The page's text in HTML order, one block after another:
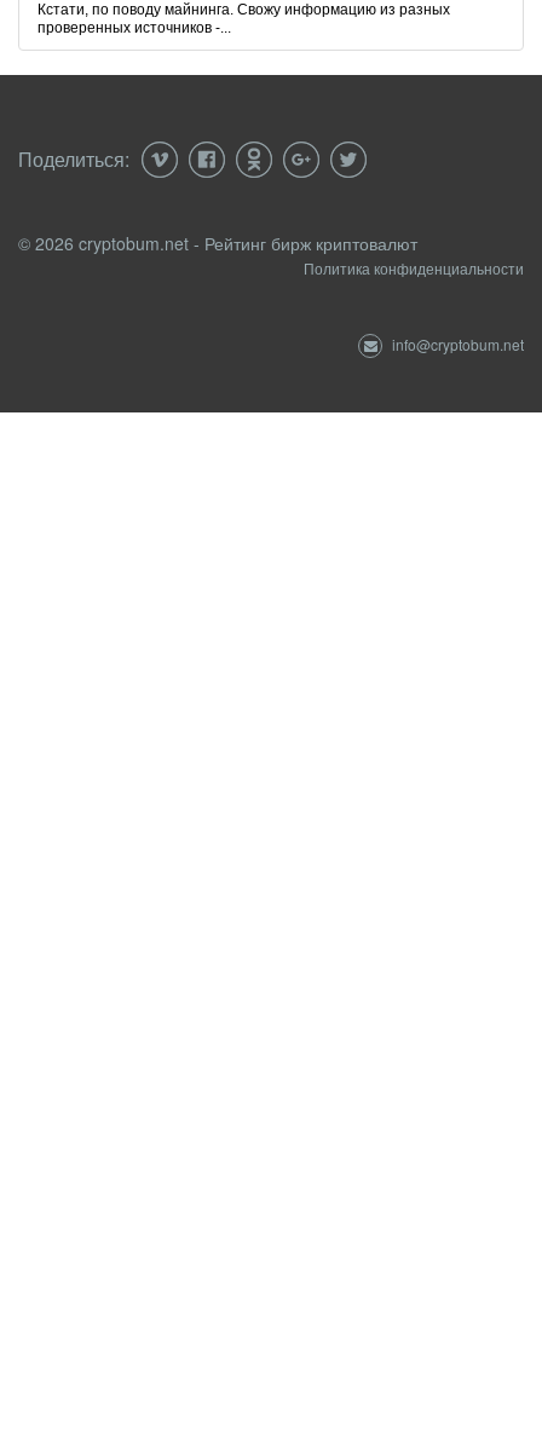
Кстати, по поводу майнинга. Свожу информацию из разных
проверенных источников -...
Поделиться:
© 2026 cryptobum.net - Рейтинг бирж криптовалют
Политика конфиденциальности
info@cryptobum.net